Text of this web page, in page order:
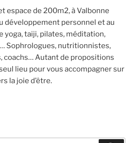
espace de 200m2, à Valbonne
développement personnel et au
yoga, taiji, pilates, méditation,
Sophrologues, nutritionnistes,
coachs… Autant de propositions
lieu pour vous accompagner sur
la joie d’être.